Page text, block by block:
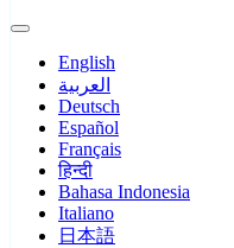
English
العربية
Deutsch
Español
Français
हिन्दी
Bahasa Indonesia
Italiano
日本語